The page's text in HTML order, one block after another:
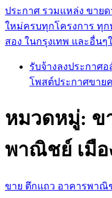
ประกาศ รวมแหล่ง ขาย
ใหม่ครบทุกโครงการ ทุ
สอง ในกรุงเทพ และอื่น
รับจ้างลงประกาศ
โพสต์ประกาศขาย
หมวดหมู่: ข
พาณิชย์ เมื
ขาย ตึกแถว อาคารพาณิ